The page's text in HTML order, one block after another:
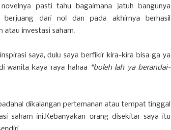
pasti tahu bagaimana jatuh bangunya
berjuang dari nol dan pada akhirnya berhasil
atau investasi saham.
saya, dulu saya berfikir kira-kira bisa ga ya
wanita kaya raya hahaa *boleh lah ya berandai-
dikalangan pertemanan atau tempat tinggal
saham ini.Kebanyakan orang disekitar saya itu